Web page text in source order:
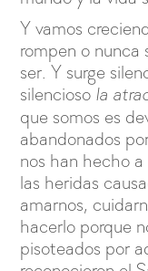
Y vamos
rompen o nunca
ser. Y surge
silencioso la
que somos es
abandonados
nos han hecho
las heridas
amarnos,
hacerlo porque
pisoteados por